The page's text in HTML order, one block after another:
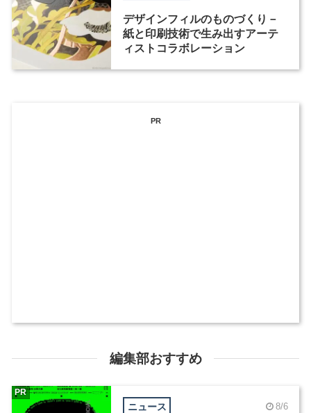
デザインフィルのものづくり－
紙と印刷技術で生み出すアーテ
ィストコラボレーション
PR
編集部おすすめ
ニュース 8/6
PR